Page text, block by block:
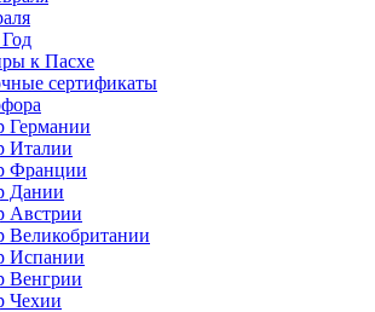
к Пасхе
сертификаты
Германии
Италии
Франции
Дании
Австрии
Великобритании
Испании
Венгрии
Чехии